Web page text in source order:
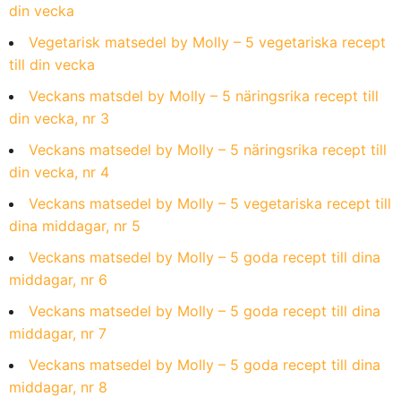
din vecka
Vegetarisk matsedel by Molly – 5 vegetariska recept
till din vecka
Veckans matsdel by Molly – 5 näringsrika recept till
din vecka, nr 3
Veckans matsedel by Molly – 5 näringsrika recept till
din vecka, nr 4
Veckans matsedel by Molly – 5 vegetariska recept till
dina middagar, nr 5
Veckans matsedel by Molly – 5 goda recept till dina
middagar, nr 6
Veckans matsedel by Molly – 5 goda recept till dina
middagar, nr 7
Veckans matsedel by Molly – 5 goda recept till dina
middagar, nr 8